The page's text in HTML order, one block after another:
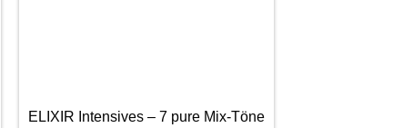
ELIXIR Intensives – 7 pure Mix-Töne